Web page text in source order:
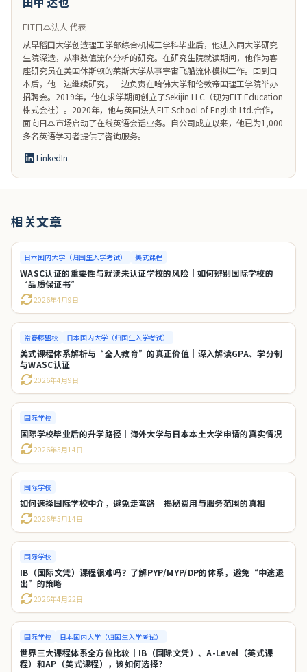
ELT日本法人 代表
从早稻田大学创造理工学部综合机械工学科毕业后，他进入同大学研究
生院深造，从事数值流体分析的研究。在研究生院就读期间，他作为客
座研究员在美国休斯顿的莱斯大学从事宇宙飞船流体模拟工作。回到日
本后，他一边继续研究，一边负责在哈佛大学和伦敦帝国理工学院举办
招聘会。2019年，他在求学期间创立了Sekijin LLC（现为ELT Education
株式会社）。2020年，他与英国法人ELT School of English Ltd.合作，
面向日本市场启动了在线英语会话业务。自公司成立以来，他已为1,000
多名英语学习者提供了咨询服务。
LinkedIn
相关文章
日本国内大学（归国生入学考试） 美式课程
WASC认证的重要性与就读未认证学校的风险｜如何辨别国际学校的
“品质保证书”
2026年4月9日
常春藤盟校 日本国内大学（归国生入学考试）
美式课程体系解析与“全人教育”的真正价值｜深入解读GPA、学分制
与WASC认证
2026年4月9日
国际学校
国际学校毕业后的升学路径｜海外大学与日本本土大学申请的真实情况
2026年5月14日
国际学校
如何选择国际学校中介，避免走弯路｜揭秘费用与服务范围的真相
2026年5月14日
国际学校
IB（国际文凭）课程很难吗？了解PYP/MYP/DP的体系，避免“中途退
出”的策略
2026年4月22日
国际学校 日本国内大学（归国生入学考试）
世界三大课程体系全方位比较｜IB（国际文凭）、A-Level（英式课
程）和AP（美式课程），该如何选择？